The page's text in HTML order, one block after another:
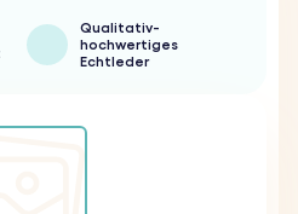
Qualitativ-
hochwertiges
Echtleder